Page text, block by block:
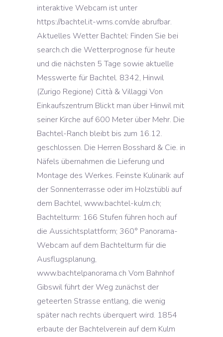
interaktive Webcam ist unter
https://bachtel.it-wms.com/de abrufbar.
Aktuelles Wetter Bachtel: Finden Sie bei
search.ch die Wetterprognose für heute
und die nächsten 5 Tage sowie aktuelle
Messwerte für Bachtel. 8342, Hinwil
(Zurigo Regione) Città & Villaggi Von
Einkaufszentrum Blickt man über Hinwil mit
seiner Kirche auf 600 Meter über Mehr. Die
Bachtel-Ranch bleibt bis zum 16.12.
geschlossen. Die Herren Bosshard & Cie. in
Näfels übernahmen die Lieferung und
Montage des Werkes. Feinste Kulinarik auf
der Sonnenterrasse oder im Holzstübli auf
dem Bachtel, www.bachtel-kulm.ch;
Bachtelturm: 166 Stufen führen hoch auf
die Aussichtsplattform; 360° Panorama-
Webcam auf dem Bachtelturm für die
Ausflugsplanung,
www.bachtelpanorama.ch Vom Bahnhof
Gibswil führt der Weg zunächst der
geteerten Strasse entlang, die wenig
später nach rechts überquert wird. 1854
erbaute der Bachtelverein auf dem Kulm